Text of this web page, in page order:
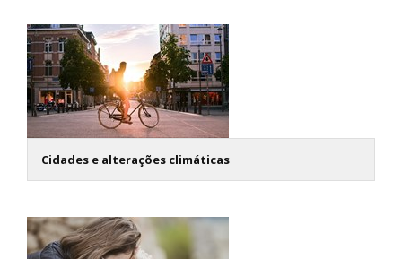
Cidades e alterações climáticas